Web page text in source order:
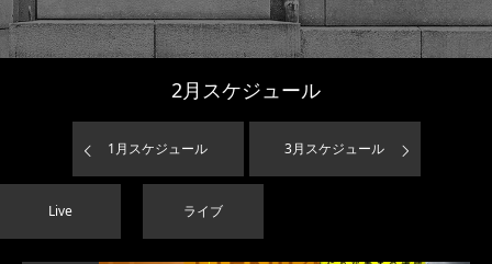
2月スケジュール
1 月スケジュール 3月スケジュール
Live ライブ